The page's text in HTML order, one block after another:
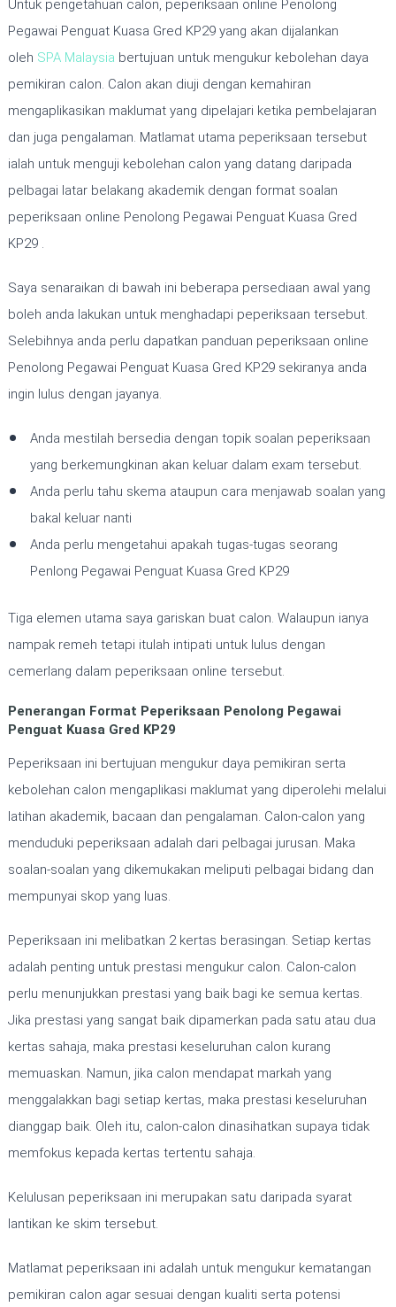
Untuk pengetahuan calon, peperiksaan online Penolong
Pegawai Penguat Kuasa Gred KP29 yang akan dijalankan
oleh SPA Malaysia bertujuan untuk mengukur kebolehan daya
pemikiran calon. Calon akan diuji dengan kemahiran
mengaplikasikan maklumat yang dipelajari ketika pembelajaran
dan juga pengalaman. Matlamat utama peperiksaan tersebut
ialah untuk menguji kebolehan calon yang datang daripada
pelbagai latar belakang akademik dengan format soalan
peperiksaan online Penolong Pegawai Penguat Kuasa Gred
KP29 .
Saya senaraikan di bawah ini beberapa persediaan awal yang
boleh anda lakukan untuk menghadapi peperiksaan tersebut.
Selebihnya anda perlu dapatkan panduan peperiksaan online
Penolong Pegawai Penguat Kuasa Gred KP29 sekiranya anda
ingin lulus dengan jayanya.
Anda mestilah bersedia dengan topik soalan peperiksaan
yang berkemungkinan akan keluar dalam exam tersebut.
Anda perlu tahu skema ataupun cara menjawab soalan yang
bakal keluar nanti
Anda perlu mengetahui apakah tugas-tugas seorang
Penlong Pegawai Penguat Kuasa Gred KP29
Tiga elemen utama saya gariskan buat calon. Walaupun ianya
nampak remeh tetapi itulah intipati untuk lulus dengan
cemerlang dalam peperiksaan online tersebut.
Penerangan Format Peperiksaan Penolong Pegawai
Penguat Kuasa Gred KP29
Peperiksaan ini bertujuan mengukur daya pemikiran serta
kebolehan calon mengaplikasi maklumat yang diperolehi melalui
latihan akademik, bacaan dan pengalaman. Calon-calon yang
menduduki peperiksaan adalah dari pelbagai jurusan. Maka
soalan-soalan yang dikemukakan meliputi pelbagai bidang dan
mempunyai skop yang luas.
Peperiksaan ini melibatkan 2 kertas berasingan. Setiap kertas
adalah penting untuk prestasi mengukur calon. Calon-calon
perlu menunjukkan prestasi yang baik bagi ke semua kertas.
Jika prestasi yang sangat baik dipamerkan pada satu atau dua
kertas sahaja, maka prestasi keseluruhan calon kurang
memuaskan. Namun, jika calon mendapat markah yang
menggalakkan bagi setiap kertas, maka prestasi keseluruhan
dianggap baik. Oleh itu, calon-calon dinasihatkan supaya tidak
memfokus kepada kertas tertentu sahaja.
Kelulusan peperiksaan ini merupakan satu daripada syarat
lantikan ke skim tersebut.
Matlamat peperiksaan ini adalah untuk mengukur kematangan
pemikiran calon agar sesuai dengan kualiti serta potensi